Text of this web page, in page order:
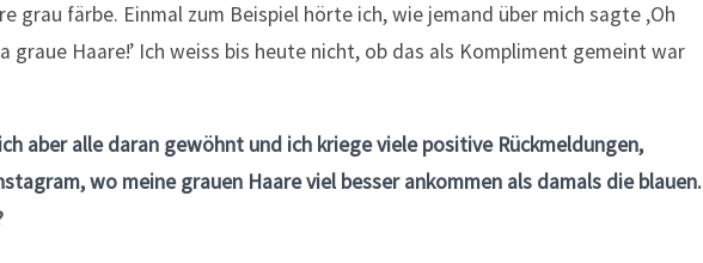
grau färbe. Einmal zum Beispiel hörte ich, wie jemand über mich sagte ‚Oh
graue Haare!’ Ich weiss bis heute nicht, ob das als Kompliment gemeint war
aber alle daran gewöhnt und ich kriege viele positive Rückmeldungen,
wo meine grauen Haare viel besser ankommen als damals die blauen.